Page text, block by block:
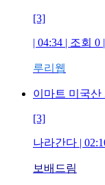
[3]
| 04:34 | 조회 0 |
루리웹
이마트 미국산
[3]
나라간다 |
보배드림